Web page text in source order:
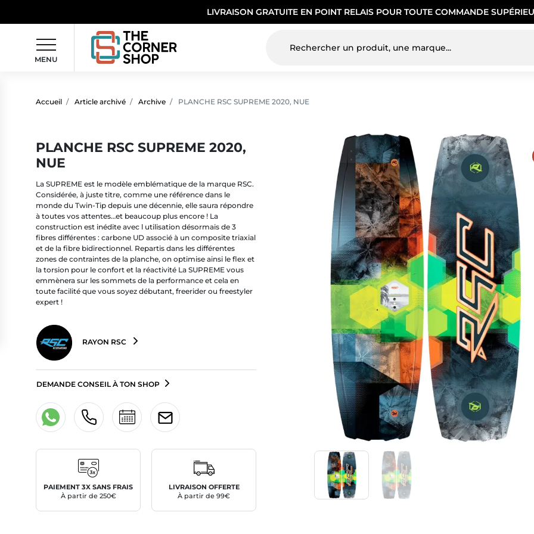
LIVRAISON GRATUITE EN POINT RELAIS POUR TOUTE COMMANDE
MENU
Accueil Article archivé Archive PLANCHE RSC SUPREME 2020, NUE
PLANCHE RSC SUPREME 2020,
NUE
La SUPREME est le modèle emblématique de la marque RSC.
Considérée, à juste titre, comme une référence dans le
monde du Twin-Tip depuis une décennie, elle saura répondre
à toutes vos attentes…et beaucoup plus encore ! La
construction est inédite avec l utilisation désormais de 3
fibres différentes : carbone UD associé à un composite triaxial
et de la fibre bidirectionnel. Repartis dans les différentes
zones de contraintes de la planche, on optimise ainsi le flex et
la torsion pour le confort et la réactivité La SUPREME vous
emmènera sur les sommets de la performance et cela en
toute facilité que vous soyez débutant, freerider ou freestyler
expert !
RAYON RSC
DEMANDE CONSEIL À TON SHOP
PAIEMENT 3X SANS FRAIS
À partir de 250€
LIVRAISON OFFERTE
À partir de 99€